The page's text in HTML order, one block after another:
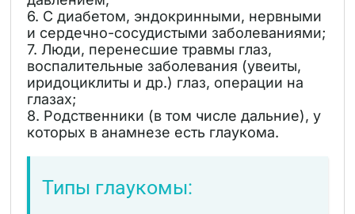
6. С диабетом, эндокринными, нервными
и сердечно-сосудистыми заболеваниями;
7. Люди, перенесшие травмы глаз,
воспалительные заболевания (увеиты,
иридоциклиты и др.) глаз, операции на
глазах;
8. Родственники (в том числе дальние), у
которых в анамнезе есть глаукома.
Типы глаукомы: